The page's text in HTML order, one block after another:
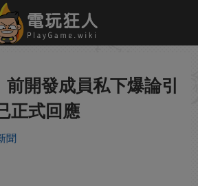
前開發成員私下爆論引
正式回應
聞